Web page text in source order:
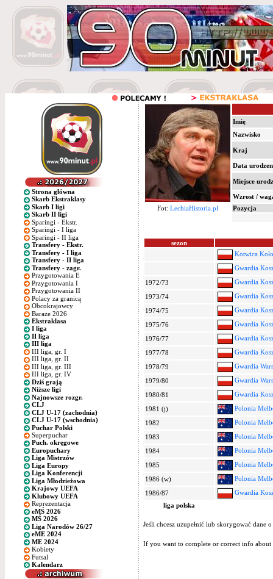
Strona główna
Skarb Ekstraklasy
Skarb I ligi
Skarb II ligi
Sparingi - Ekstr.
Sparingi - I liga
Sparingi - II liga
Transfery - Ekstr.
Transfery - I liga
Transfery - II liga
Transfery - zagr.
Przygotowania E
Przygotowania I
Przygotowania II
Polacy za granicą
Obcokrajowcy
Baraże 2026
Ekstraklasa
I liga
II liga
III liga
III liga, gr. I
III liga, gr. II
III liga, gr. III
III liga, gr. IV
Dziś grają
Niższe ligi
Najnowsze rozgr.
CLJ
CLJ U-17 (zachodnia)
CLJ U-17 (wschodnia)
Puchar Polski
Superpuchar
Puch. okręgowe
Europuchary
Liga Mistrzów
Liga Europy
Liga Konferencji
Liga Młodzieżowa
Krajowy UEFA
Klubowy UEFA
Reprezentacja
eMŚ 2026
MŚ 2026
Liga Narodów 26/27
eME 2024
ME 2024
Kobiety
Futsal
Kalendarz
Imię
Nazwisko
Kraj
Data
Miejsce
Wzrost /
Fot: LechiaHistoria.pl Pozycja
sezon
Kotwica
Gwardia
1972/73
Gwardia
1973/74
Gwardia
1974/75
Gwardia
1975/76
Gwardia
1976/77
Gwardia
1977/78
Gwardia
1978/79
Gwardia
1979/80
Gwardia
1980/81
Gwardia
1981 (j)
Polonia
1982
Polonia
1983
Polonia
1984
Polonia
1985
Polonia
1986 (w)
Polonia
1986/87
Gwardia
liga polska
Jeśli chcesz uzupełnić lub skorygować
If you want to complete or correct info